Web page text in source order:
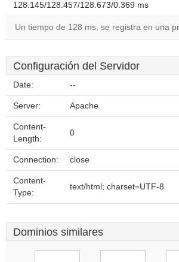
128.145/128.457/128.673/0.369 ms
Un tiempo de 128 ms, se registra en una
Configuración del Servidor
Date: --
Server: Apache
Content-
Length:
0
Connection: close
Content-
Type:
text/html; charset=UTF-8
Dominios similares